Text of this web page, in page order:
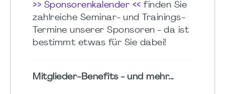
>> Sponsorenkalender << finden Sie
zahlreiche Seminar- und Trainings-
Termine unserer Sponsoren - da ist
bestimmt etwas für Sie dabei!
Mitglieder-Benefits - und mehr...